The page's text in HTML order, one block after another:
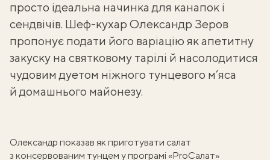
просто ідеальна начинка для канапок і
сендвічів. Шеф-кухар Олександр Зеров
пропонує подати його варіацію як апетитну
закуску на святковому тарілі й насолодитися
чудовим дуетом ніжного тунцевого м’яса
й домашнього майонезу.
Олександр показав як приготувати салат
з консервованим тунцем у програмі «PrоСалат»